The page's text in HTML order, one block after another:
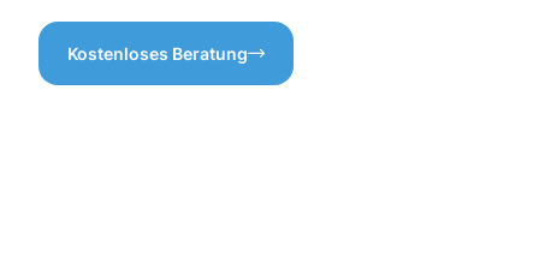
Kostenloses Beratung